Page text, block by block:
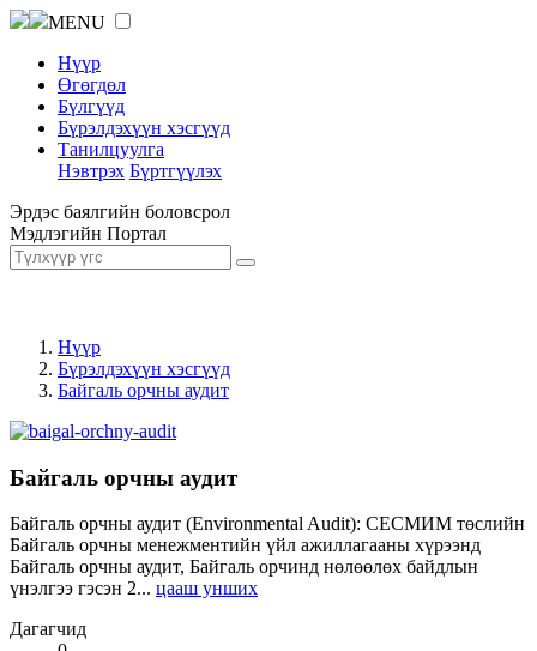
MENU
Нүүр
Өгөгдөл
Бүлгүүд
Бүрэлдэхүүн хэсгүүд
Танилцуулга
Нэвтрэх Бүртгүүлэх
Эрдэс баялгийн боловсрол
Мэдлэгийн Портал
Нүүр
Бүрэлдэхүүн хэсгүүд
Байгаль орчны аудит
Байгаль орчны аудит
Байгаль орчны аудит (Environmental Audit): СЕСМИМ төслийн
Байгаль орчны менежментийн үйл ажиллагааны хүрээнд
Байгаль орчны аудит, Байгаль орчинд нөлөөлөх байдлын
үнэлгээ гэсэн 2... цааш унших
Дагагчид